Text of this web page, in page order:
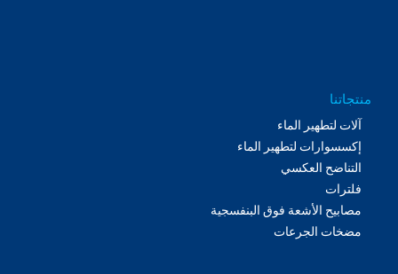
منتجاتنا
آلات لتطهير الماء
إكسسوارات لتطهير الماء
التناضح العكسي
فلترات
مصابيح الأشعة فوق البنفسجية
مضخات الجرعات